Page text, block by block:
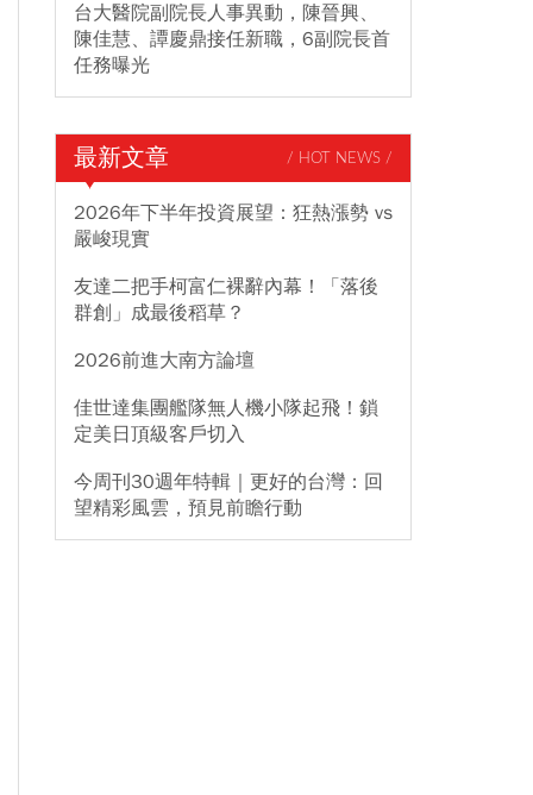
台大醫院副院長人事異動，陳晉興、
陳佳慧、譚慶鼎接任新職，6副院長首
任務曝光
最新文章 / HOT NEWS /
2026年下半年投資展望：狂熱漲勢 vs
嚴峻現實
友達二把手柯富仁裸辭內幕！「落後
群創」成最後稻草？
2026前進大南方論壇
佳世達集團艦隊無人機小隊起飛！鎖
定美日頂級客戶切入
今周刊30週年特輯｜更好的台灣：回
望精彩風雲，預見前瞻行動